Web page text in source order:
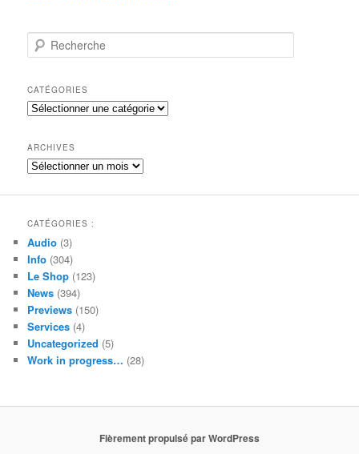
e
h
e
r
h
e
CATÉGORIES
Catégories
ARCHIVES
Archives
CATÉGORIES :
Audio (3)
Info (304)
Le Shop (123)
News (394)
Previews (150)
Services (4)
Uncategorized (5)
Work in progress… (28)
Fièrement propulsé par WordPress